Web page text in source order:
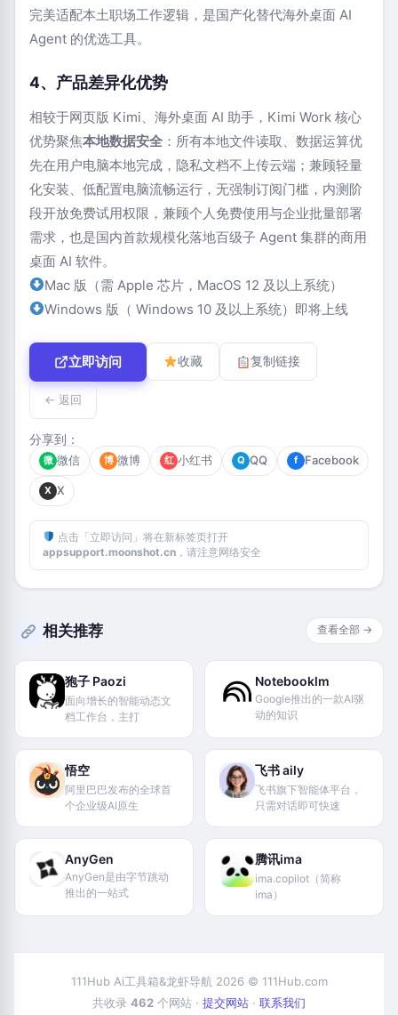
完美适配本土职场工作逻辑，是国产化替代海外桌面 AI
Agent 的优选工具。
4、产品差异化优势
相较于网页版 Kimi、海外桌面 AI 助手，Kimi Work 核心
优势聚焦本地数据安全 ：所有本地文件读取、数据运算优
先在用户电脑本地完成，隐私文档不上传云端；兼顾轻量
化安装、低配置电脑流畅运行，无强制订阅门槛，内测阶
段开放免费试用权限，兼顾个人免费使用与企业批量部署
需求，也是国内首款规模化落地百级子 Agent 集群的商用
桌面 AI 软件。
Mac 版（需 Apple 芯片，MacOS 12 及以上系统）
Windows 版（ Windows 10 及以上系统）即将上线
立即访问 收藏 复制链接
← 返回
分享到：
微 微信 博 微博 红 小红书 Q QQ f Facebook
X X
点击「立即访问」将在新标签页打开
appsupport.moonshot.cn ，请注意网络安全
相关推荐 查看全部 →
狍子 Paozi
面向增长的智能动态文
档工作台，主打
Notebooklm
Google推出的一款AI驱
动的知识
悟空
阿里巴巴发布的全球首
个企业级AI原生
飞书 aily
飞书旗下智能体平台，
只需对话即可快速
AnyGen
AnyGen是由字节跳动
推出的一站式
腾讯ima
ima.copilot（简称
ima）
111Hub Ai工具箱&龙虾导航 2026 © 111Hub.com
共收录 462 个网站 · 提交网站 · 联系我们